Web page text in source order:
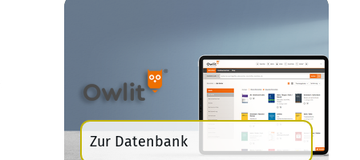
Zur Datenbank